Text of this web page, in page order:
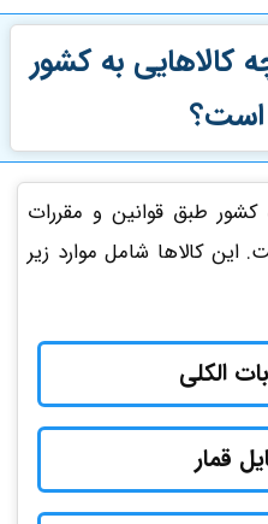
کالاهایی به کشور
است؟
طبق قوانین و مقررات
این کالاها شامل موارد زیر
الکلی
قمار